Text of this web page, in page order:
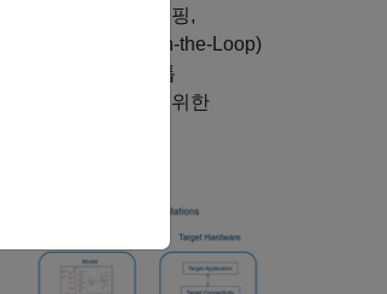
신속 프로토타이핑,
HIL(Hardware-in-the-Loop)
테스트, 데스크톱
프로토타이핑을 위한